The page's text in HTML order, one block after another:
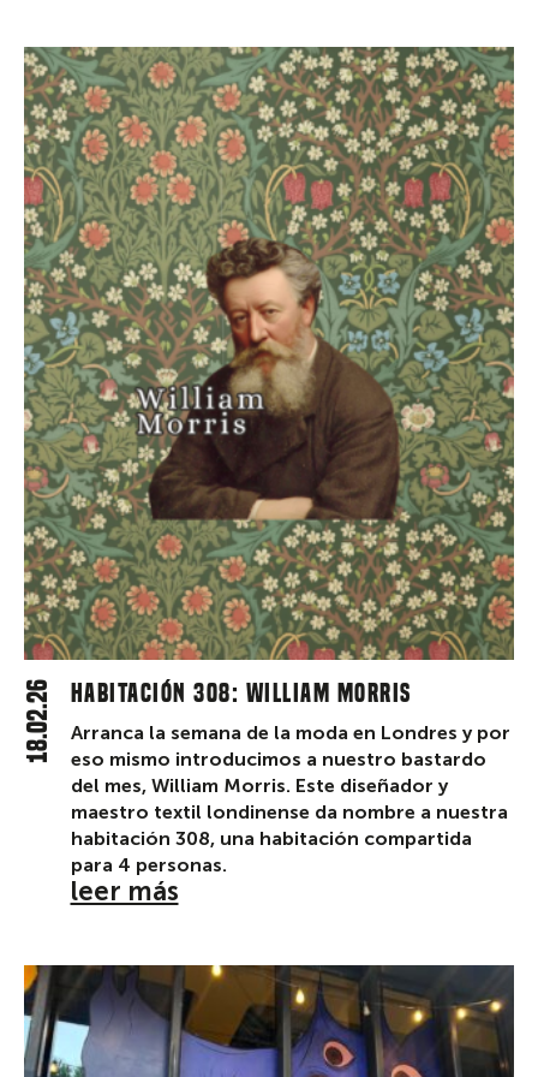
Habitación 308: William Morris
18.02.26
Arranca la semana de la moda en Londres y por
eso mismo introducimos a nuestro bastardo
del mes, William Morris. Este diseñador y
maestro textil londinense da nombre a nuestra
habitación 308, una habitación compartida
para 4 personas.
leer más